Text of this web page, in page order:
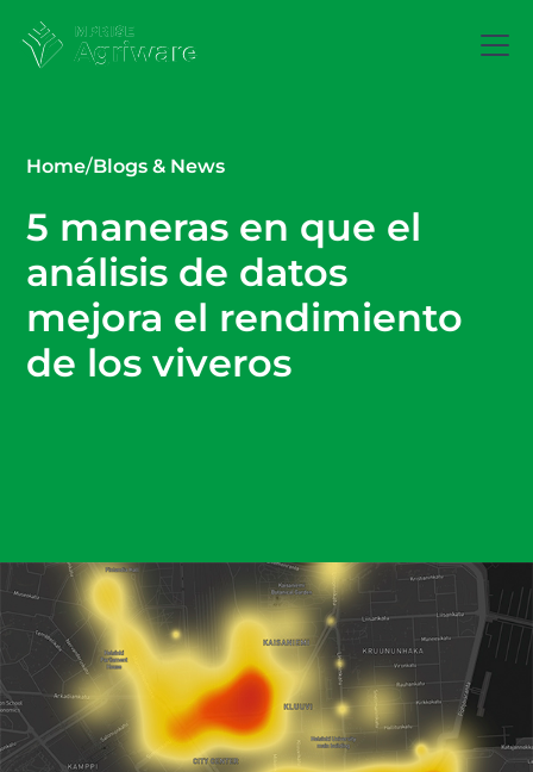
Home/Blogs & News
5 maneras en que el
análisis de datos
mejora el rendimiento
de los viveros